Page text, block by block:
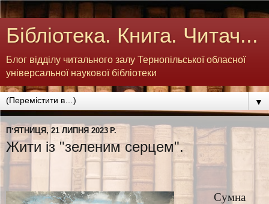
Бібліотека. Книга. Читач...
Блог відділу читального залу Тернопільської обласної
універсальної наукової бібліотеки
▼
ПʼЯТНИЦЯ, 21 ЛИПНЯ 2023 Р.
Жити із "зеленим серцем".
Сумна